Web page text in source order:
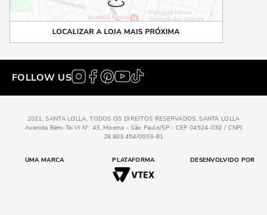
FOLLOW US
2021, SANTA LOLLA, TODOS OS DIREITOS RESERVADOS, SANTA LOLLA
Avenida Bem-Te-Vi N°: 43, Moema - São Paulo/SP - CEP 04524-030 / CNPJ
28.803.454/0003-81
UMA MARCA PLATAFORMA DESENVOLVIDO POR